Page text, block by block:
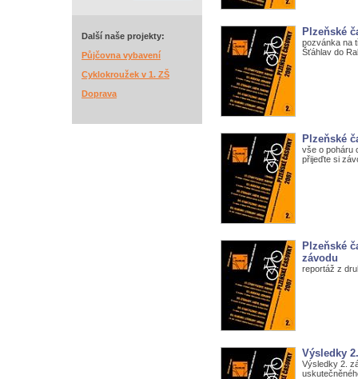
Další naše projekty:
Půjčovna vybavení
Cyklokroužek v 1. ZŠ
Doprava
Plzeňské
pozvánka na
Šťáhlav do
Plzeňské
vše o poháru
přijeďte si
Plzeňské
závodu
reportáž z
Výsledky
Výsledky 2.